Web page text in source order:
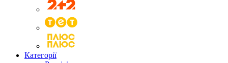
Категорії